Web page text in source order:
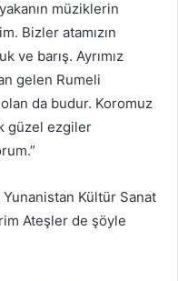
müziklerin
Bizler atamızın
ve barış. Ayrımız
gelen Rumeli
da budur. Koromuz
güzel ezgiler
Yunanistan Kültür Sanat
Ateşler de şöyle